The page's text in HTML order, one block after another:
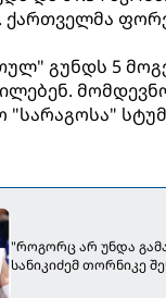
გუნდს 5
"როგორც არ უნდა
სანიკიძემ თორნიკე